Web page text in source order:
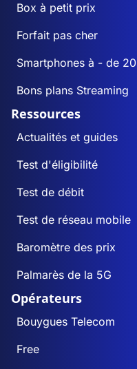
Box à petit prix
Forfait pas cher
Smartphones à - de
Bons plans Streaming
Ressources
Actualités et guides
Test d'éligibilité
Test de débit
Test de réseau mobile
Baromètre des prix
Palmarès de la 5G
Opérateurs
Bouygues Telecom
Free